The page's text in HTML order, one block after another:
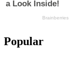
Popular